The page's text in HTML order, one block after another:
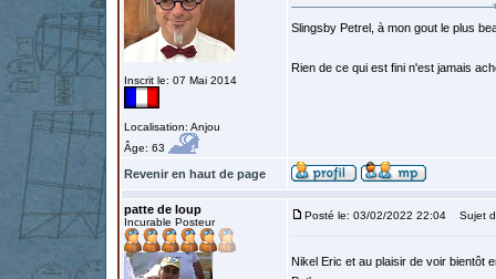
Inscrit le: 07 Mai 2014
Localisation: Anjou
Âge: 63
Slingsby Petrel, à mon gout le plus
Rien de ce qui est fini n'est jamais
Revenir en haut de page
patte de loup
Incurable Posteur
Posté le: 03/02/2022 22:04 Sujet
Nikel Eric et au plaisir de voir bientôt